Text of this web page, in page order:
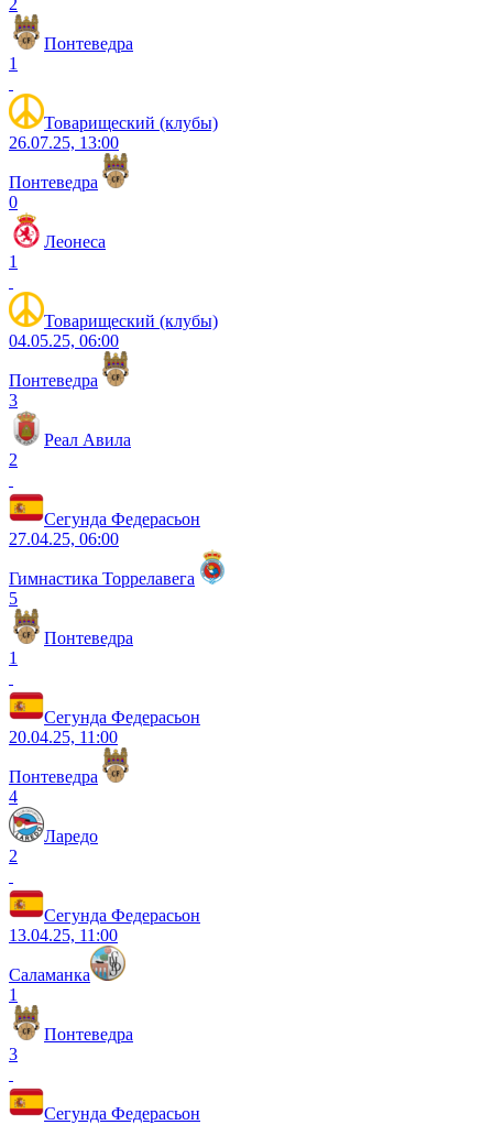
Понтеведра
1
Товарищеский (клубы)
26.07.25, 13:00
Понтеведра
0
Леонеса
1
Товарищеский (клубы)
04.05.25, 06:00
Понтеведра
3
Реал Авила
2
Сегунда Федерасьон
27.04.25, 06:00
Гимнастика Торрелавега
5
Понтеведра
1
Сегунда Федерасьон
20.04.25, 11:00
Понтеведра
4
Ларедо
2
Сегунда Федерасьон
13.04.25, 11:00
Саламанка
1
Понтеведра
3
Сегунда Федерасьон